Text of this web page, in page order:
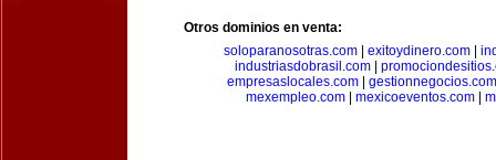
Otros dominios en venta:
soloparanosotras.com
exitoydinero.com
industriasdobrasil.com|
empresaslocales.com| gestionnegocios.com
mexempleo.com| mexicoeventos.com|